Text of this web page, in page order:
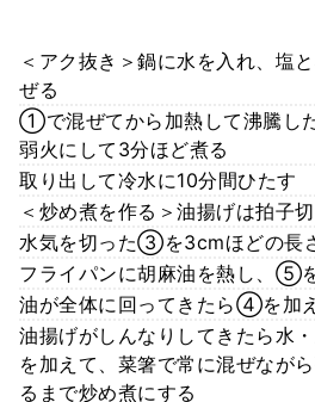
＜アク抜き＞鍋に水を入れ、塩
ぜる
①で混ぜてから加熱して沸騰し
弱火にして3分ほど煮る
取り出して冷水に10分間ひたす
＜炒め煮を作る＞油揚げは拍子
水気を切った③を3cmほどの長
フライパンに胡麻油を熱し、⑤
油が全体に回ってきたら④を加
油揚げがしんなりしてきたら水
を加えて、菜箸で常に混ぜなが
るまで炒め煮にする